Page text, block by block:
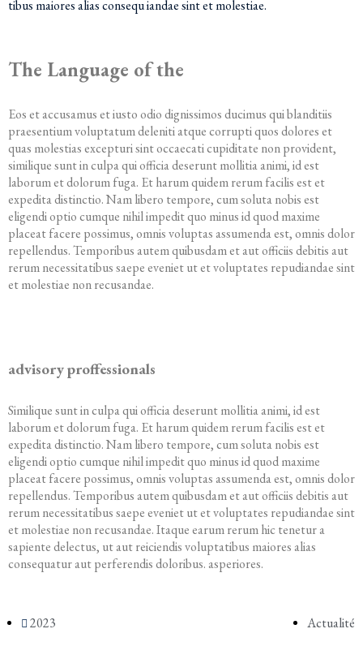
tibus maiores alias consequ iandae sint et molestiae.
The Language of the
Eos et accusamus et iusto odio dignissimos ducimus qui blanditiis
praesentium voluptatum deleniti atque corrupti quos dolores et
quas molestias excepturi sint occaecati cupiditate non provident,
similique sunt in culpa qui officia deserunt mollitia animi, id est
laborum et dolorum fuga. Et harum quidem rerum facilis est et
expedita distinctio. Nam libero tempore, cum soluta nobis est
eligendi optio cumque nihil impedit quo minus id quod maxime
placeat facere possimus, omnis voluptas assumenda est, omnis dolor
repellendus. Temporibus autem quibusdam et aut officiis debitis aut
rerum necessitatibus saepe eveniet ut et voluptates repudiandae sint
et molestiae non recusandae.
advisory proffessionals
Similique sunt in culpa qui officia deserunt mollitia animi, id est
laborum et dolorum fuga. Et harum quidem rerum facilis est et
expedita distinctio. Nam libero tempore, cum soluta nobis est
eligendi optio cumque nihil impedit quo minus id quod maxime
placeat facere possimus, omnis voluptas assumenda est, omnis dolor
repellendus. Temporibus autem quibusdam et aut officiis debitis aut
rerum necessitatibus saepe eveniet ut et voluptates repudiandae sint
et molestiae non recusandae. Itaque earum rerum hic tenetur a
sapiente delectus, ut aut reiciendis voluptatibus maiores alias
consequatur aut perferendis doloribus. asperiores.
2023 Actualité